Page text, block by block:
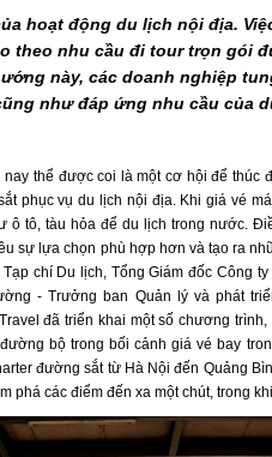
hoạt động du lịch nội địa.
theo nhu cầu đi tour trọn gói
này, các doanh nghiệp
như đáp ứng nhu cầu của
thể được coi là một cơ hội để thúc
phục vụ du lịch nội địa. Khi giá vé
ô tô, tàu hỏa để du lịch trong nước.
sự lựa chọn phù hợp hơn và tạo ra
chí Du lịch, Tổng Giám đốc Công ty
- Trưởng ban Quản lý và phát
đã triển khai một số chương
bộ trong bối cảnh giá vé bay
đường sắt từ Hà Nội đến Quảng
phá các điểm đến xa một chút, trong